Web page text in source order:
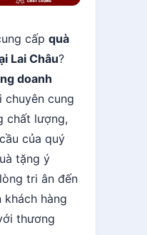
cấp quà
Lai Châu?
doanh
chuyên cung
chất lượng,
của quý
tặng ý
tri ân đến
hàng
thương